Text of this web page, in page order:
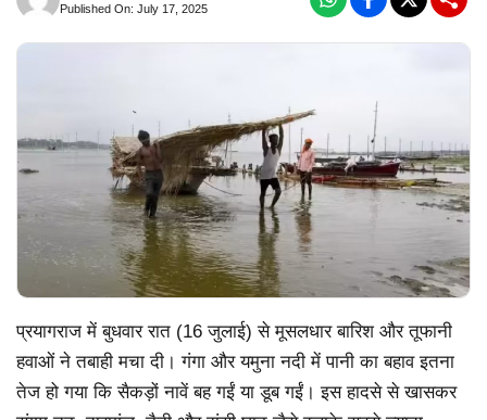
Published On: July 17, 2025
प्रयागराज में बुधवार रात (16 जुलाई) से मूसलधार बारिश और तूफानी
हवाओं ने तबाही मचा दी। गंगा और यमुना नदी में पानी का बहाव इतना
तेज हो गया कि सैकड़ों नावें बह गईं या डूब गईं। इस हादसे से खासकर